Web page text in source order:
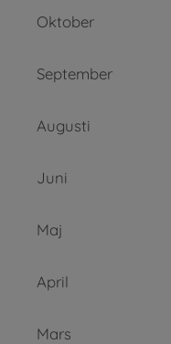
Oktober
September
Augusti
Juni
Maj
April
Mars